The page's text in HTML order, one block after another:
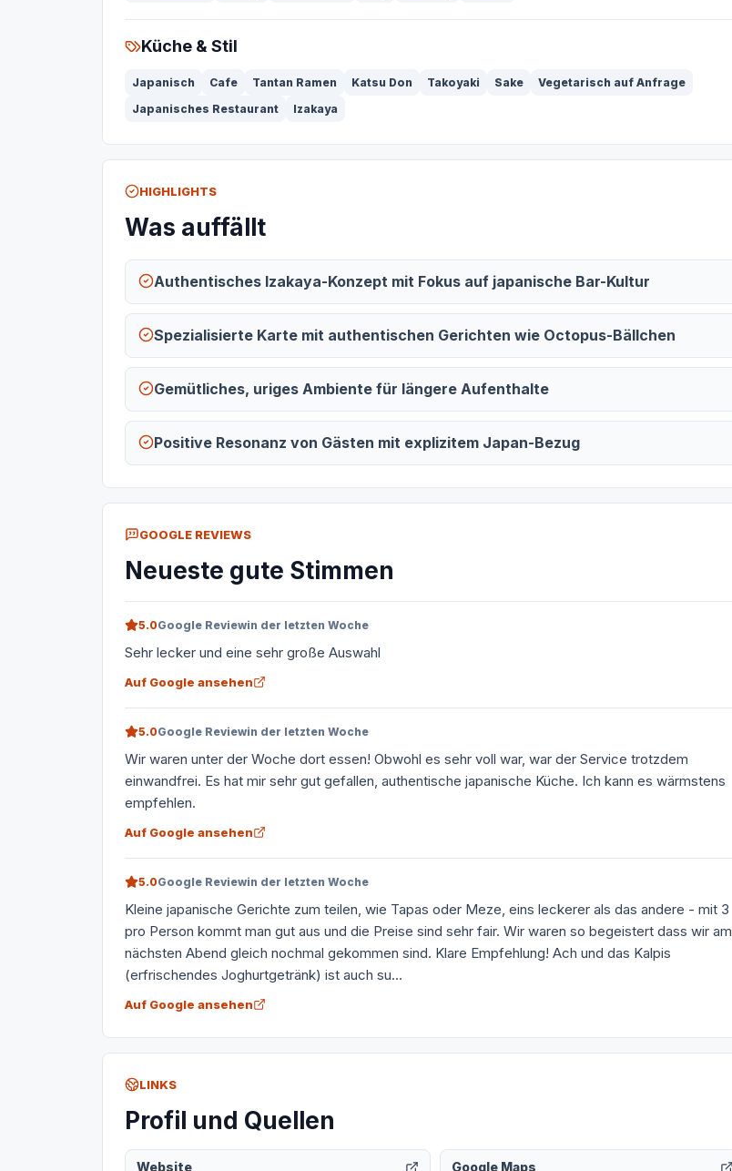
Küche & Stil
Japanisch Cafe Tantan Ramen Katsu Don Takoyaki Sake
Vegetarisch auf Anfrage
Japanisches Restaurant
Izakaya
HIGHLIGHTS
Was auffällt
Authentisches Izakaya-Konzept mit Fokus auf japanische Bar-Kultur
Spezialisierte Karte mit authentischen Gerichten wie Octopus-Bällchen
Gemütliches, uriges Ambiente für längere Aufenthalte
Positive Resonanz von Gästen mit explizitem Japan-Bezug
GOOGLE REVIEWS
Neueste gute Stimmen
5.0Google Reviewin der letzten Woche
Sehr lecker und eine sehr große Auswahl
Auf Google ansehen
5.0Google Reviewin der letzten Woche
Wir waren unter der Woche dort essen! Obwohl es sehr voll war, war der Service trotzdem
einwandfrei. Es hat mir sehr gut gefallen, authentische japanische Küche. Ich kann es wärmstens
empfehlen.
Auf Google ansehen
5.0Google Reviewin der letzten Woche
Kleine japanische Gerichte zum teilen, wie Tapas oder Meze, eins leckerer als das andere - mit 3
pro Person kommt man gut aus und die Preise sind sehr fair. Wir waren so begeistert dass wir am
nächsten Abend gleich nochmal gekommen sind. Klare Empfehlung! Ach und das Kalpis
(erfrischendes Joghurtgetränk) ist auch su...
Auf Google ansehen
LINKS
Profil und Quellen
Website Google Maps